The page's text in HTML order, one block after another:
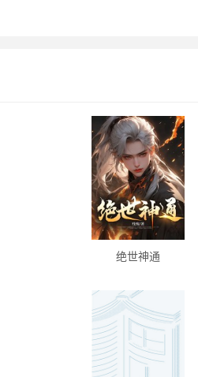
绝世神通